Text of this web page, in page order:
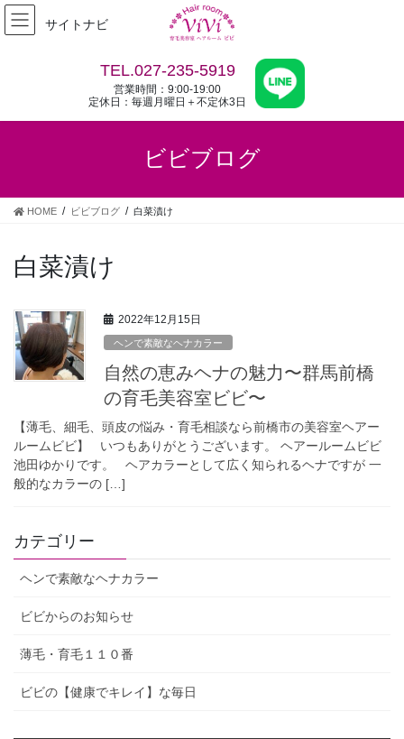
コ
ン
ス
ナ
ビ
ン
サイトナビ
TEL.027-235-5919
営業時間：9:00-19:00
定休日：毎週月曜日＋不定休3日
ビビブログ
HOME ビビブログ 白菜漬け
白菜漬け
2022年12月15日
ヘンで素敵なヘナカラー
自然の恵みヘナの魅力〜群馬前橋
の育毛美容室ビビ〜
【薄毛、細毛、頭皮の悩み・育毛相談なら前橋市の美容室ヘアー
ルームビビ】 いつもありがとうございます。 ヘアールームビビ
池田ゆかりです。 ヘアカラーとして広く知られるヘナですが 一
般的なカラーの […]
カテゴリー
ヘンで素敵なヘナカラー
ビビからのお知らせ
薄毛・育毛１１０番
ビビの【健康でキレイ】な毎日